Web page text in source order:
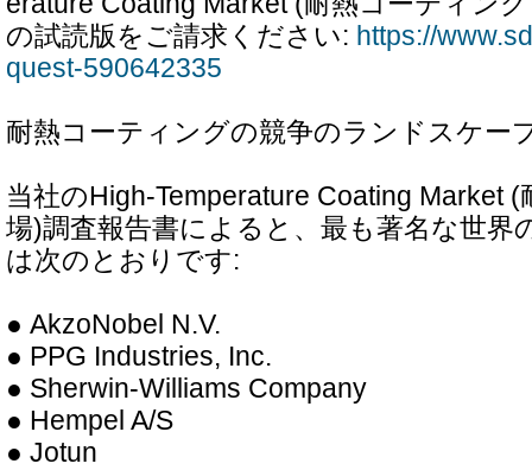
の試読版をご請求ください: https://
quest-590642335
耐熱コーティングの競争のランドスケー
当社のHigh-Temperature Coating Market
場)調査報告書によると、最も著名な世界
は次のとおりです:
● AkzoNobel N.V.
● PPG Industries, Inc.
● Sherwin-Williams Company
● Hempel A/S
● Jotun